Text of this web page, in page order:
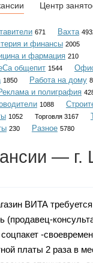
Объявления
Каталог
Инфо
Гороскоп
Центр
671 Вахта
и финансы 2005
и фармация 210
общепит 1544
1850 Работа на дому
и полиграфия
1088
1052 Торговля 3167
230 Разное 5780
— г.
ВИТА
(продавец-
-
платы 2 раза в